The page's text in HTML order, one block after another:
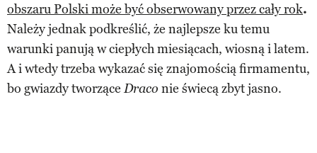
obszaru Polski może być obserwowany przez cały rok.
Należy jednak podkreślić, że najlepsze ku temu
warunki panują w ciepłych miesiącach, wiosną i latem.
A i wtedy trzeba wykazać się znajomością firmamentu,
bo gwiazdy tworząceDraco nie świecą zbyt jasno.